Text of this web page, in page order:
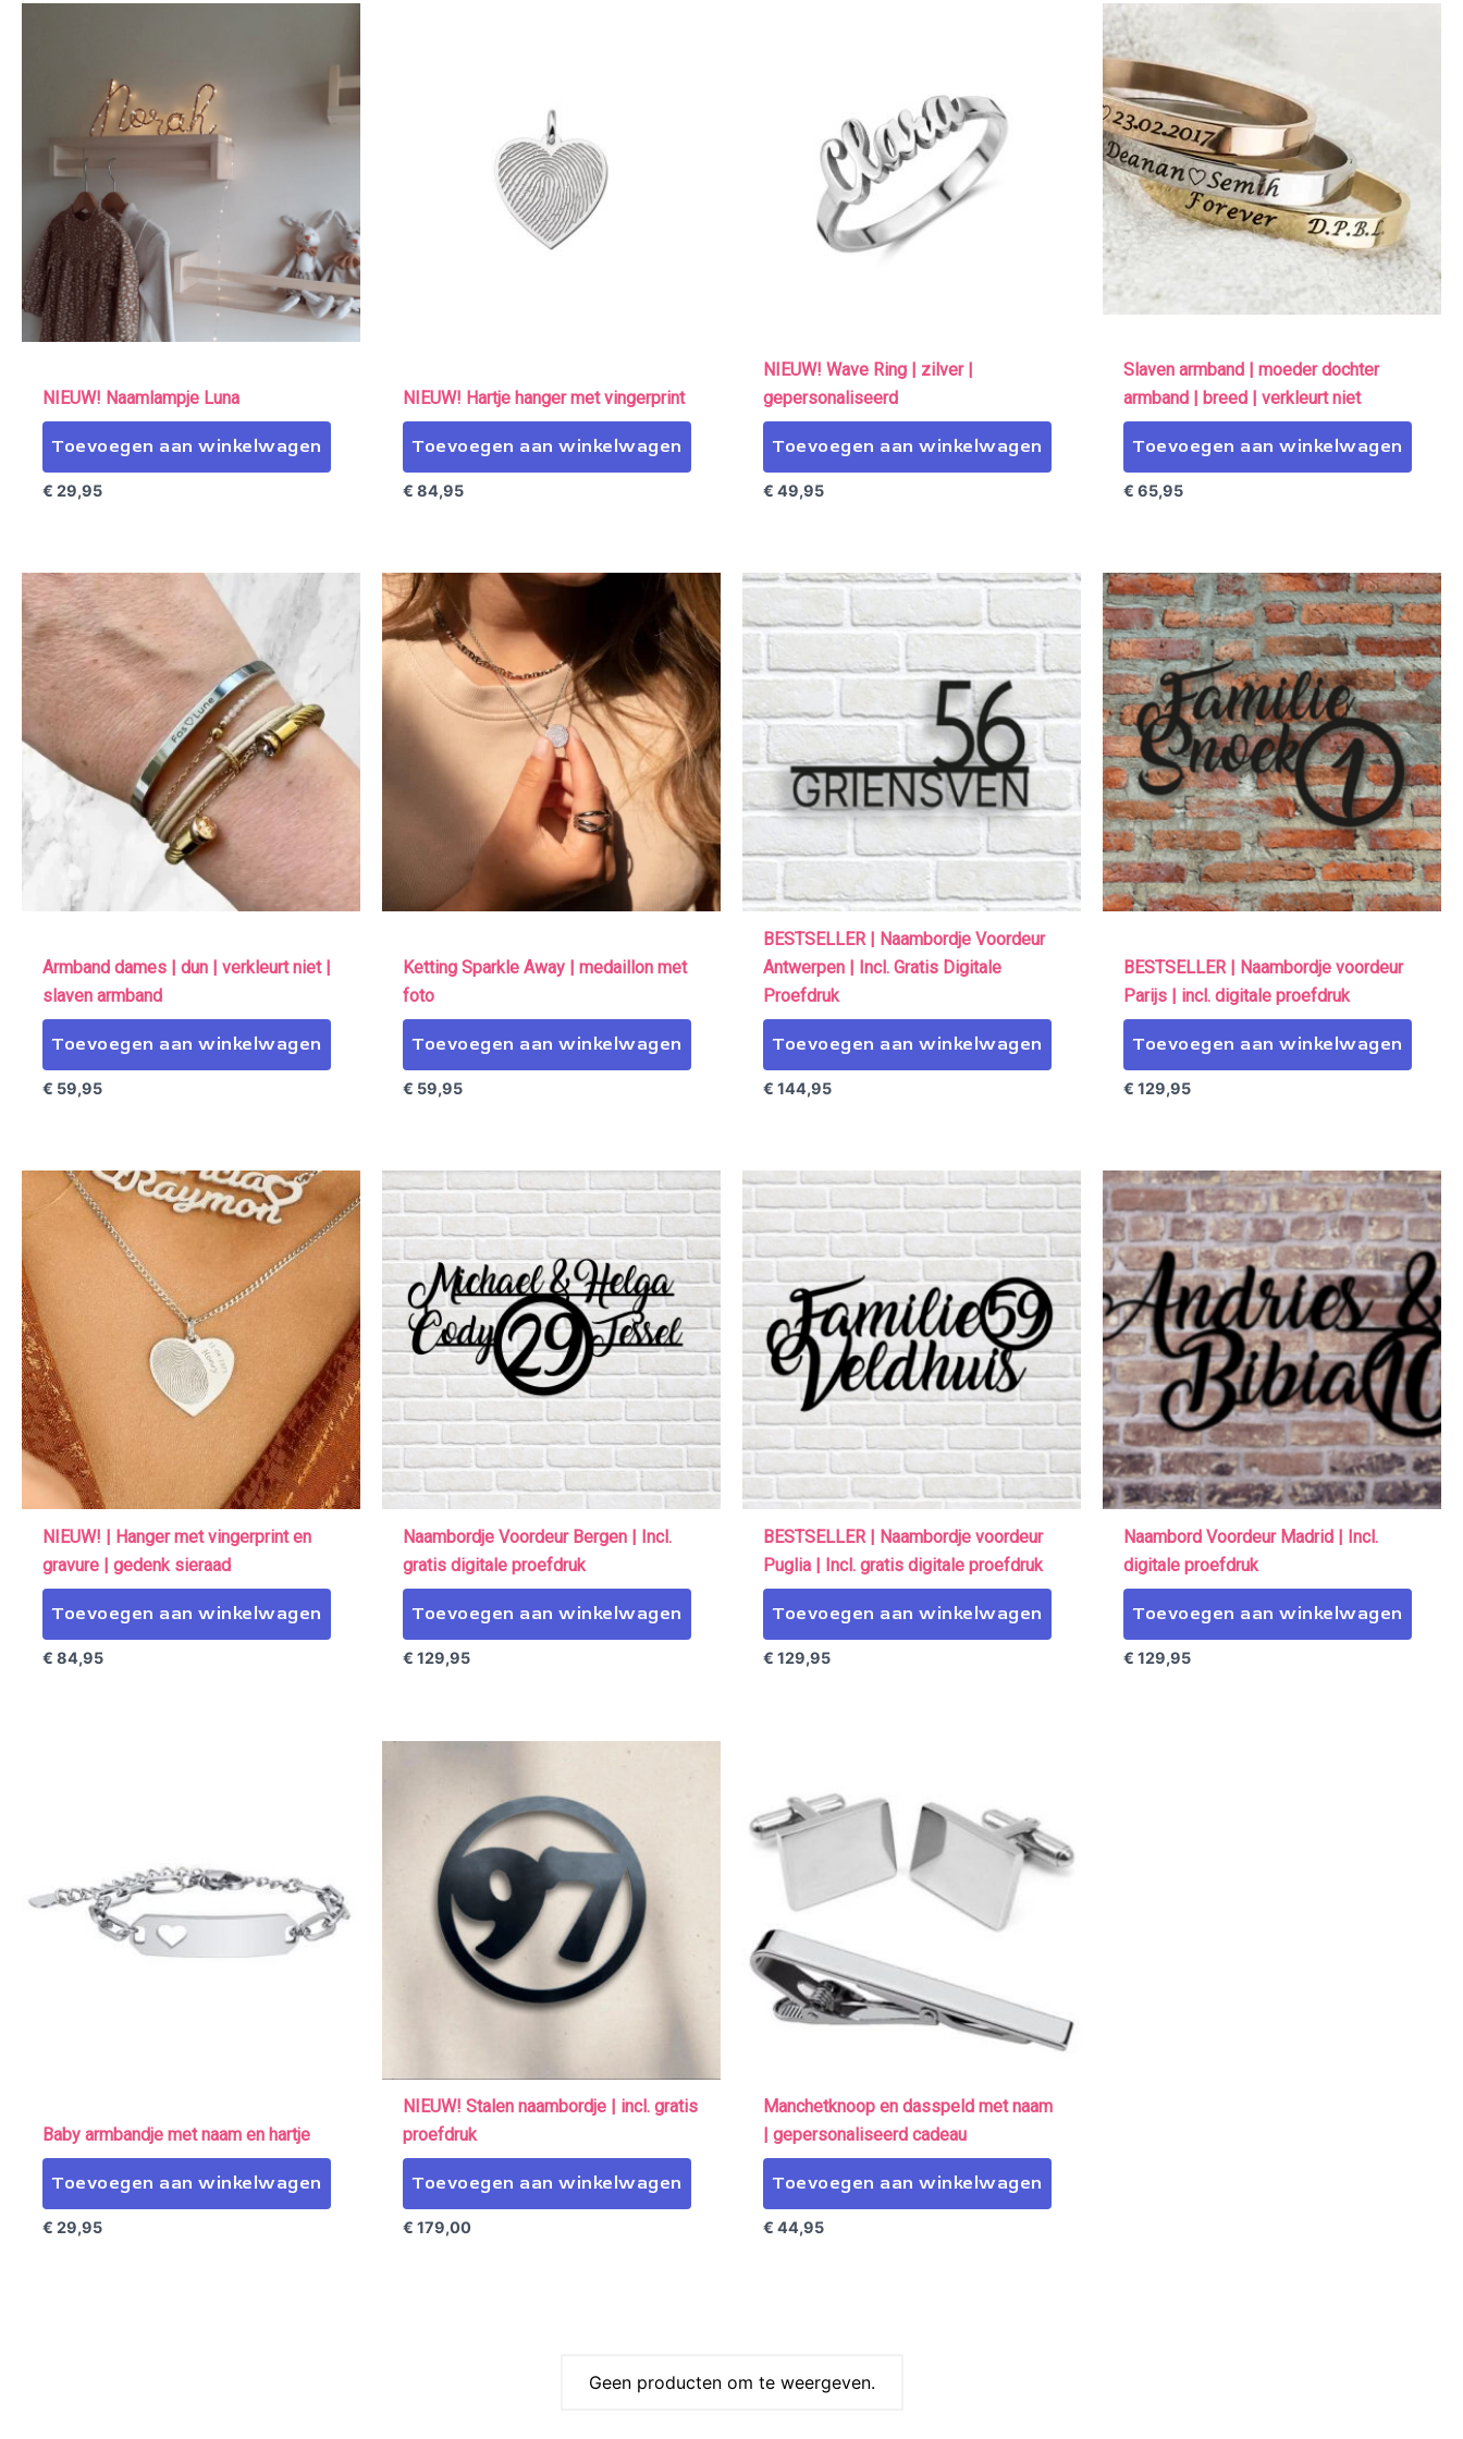
NIEUW! Naamlampje Luna
Toevoegen aan winkelwagen
€ 29,95
NIEUW! Hartje hanger met vingerprint
Toevoegen aan winkelwagen
€ 84,95
NIEUW! Wave Ring | zilver |
gepersonaliseerd
Toevoegen aan winkelwagen
€ 49,95
Slaven armband | moeder dochter
armband | breed | verkleurt niet
Toevoegen aan winkelwagen
€ 65,95
Armband dames | dun | verkleurt niet |
slaven armband
Toevoegen aan winkelwagen
€ 59,95
Ketting Sparkle Away | medaillon met
foto
Toevoegen aan winkelwagen
€ 59,95
BESTSELLER | Naambordje Voordeur
Antwerpen | Incl. Gratis Digitale
Proefdruk
Toevoegen aan winkelwagen
€ 144,95
BESTSELLER | Naambordje voordeur
Parijs | incl. digitale proefdruk
Toevoegen aan winkelwagen
€ 129,95
NIEUW! | Hanger met vingerprint en
gravure | gedenk sieraad
Toevoegen aan winkelwagen
€ 84,95
Naambordje Voordeur Bergen | Incl.
gratis digitale proefdruk
Toevoegen aan winkelwagen
€ 129,95
BESTSELLER | Naambordje voordeur
Puglia | Incl. gratis digitale proefdruk
Toevoegen aan winkelwagen
€ 129,95
Naambord Voordeur Madrid | Incl.
digitale proefdruk
Toevoegen aan winkelwagen
€ 129,95
Baby armbandje met naam en hartje
Toevoegen aan winkelwagen
€ 29,95
NIEUW! Stalen naambordje | incl. gratis
proefdruk
Toevoegen aan winkelwagen
€ 179,00
Manchetknoop en dasspeld met naam
| gepersonaliseerd cadeau
Toevoegen aan winkelwagen
€ 44,95
Geen producten om te weergeven.